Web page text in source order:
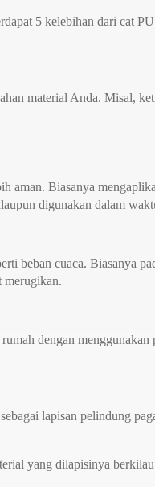
5 kelebihan dari cat
material Anda. Misal,
aman. Biasanya
digunakan dalam
beban cuaca. Biasanya
merugikan.
dengan
lapisan pelindung
yang dilapisinya